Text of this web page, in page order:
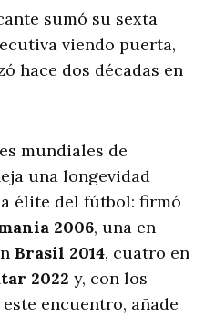
sumó su sexta
viendo puerta,
hace dos décadas en
mundiales de
una longevidad
élite del fútbol: firmó
2006, una en
Brasil 2014, cuatro en
2022 y, con los
encuentro, añade